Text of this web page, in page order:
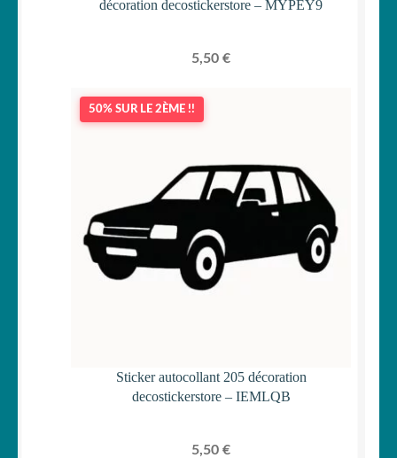
décoration decostickerstore – MYPEY9
5,50 €
50% SUR LE 2ÈME !!
Sticker autocollant 205 décoration
decostickerstore – IEMLQB
5,50 €